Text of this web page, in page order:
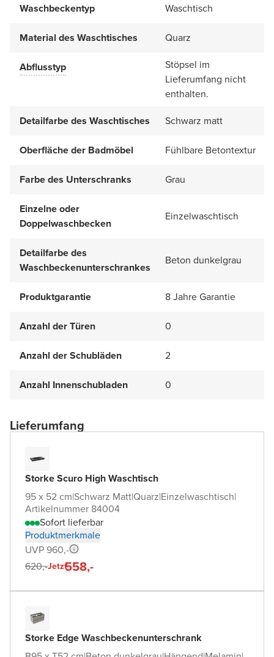
Waschbeckentyp Waschtisch
Material des Waschtisches Quarz
Abflusstyp
Stöpsel im
Lieferumfang nicht
enthalten.
Detailfarbe des Waschtisches
Schwarz matt
Oberfläche der Badmöbel Fühlbare Betontextur
Farbe des Unterschranks Grau
Einzelne oder
Doppelwaschbecken
Einzelwaschtisch
Detailfarbe des
Waschbeckenunterschrankes
Beton dunkelgrau
Produktgarantie 8 Jahre Garantie
Anzahl der Türen 0
Anzahl der Schubläden 2
Anzahl Innenschubladen 0
Lieferumfang
Storke Scuro High Waschtisch
95 x 52 cm|Schwarz Matt|Quarz|Einzelwaschtisch|
Artikelnummer 84004
Sofort lieferbar
Produktmerkmale
UVP 960,-
620,-Jetzt558,-
Storke Edge Waschbeckenunterschrank